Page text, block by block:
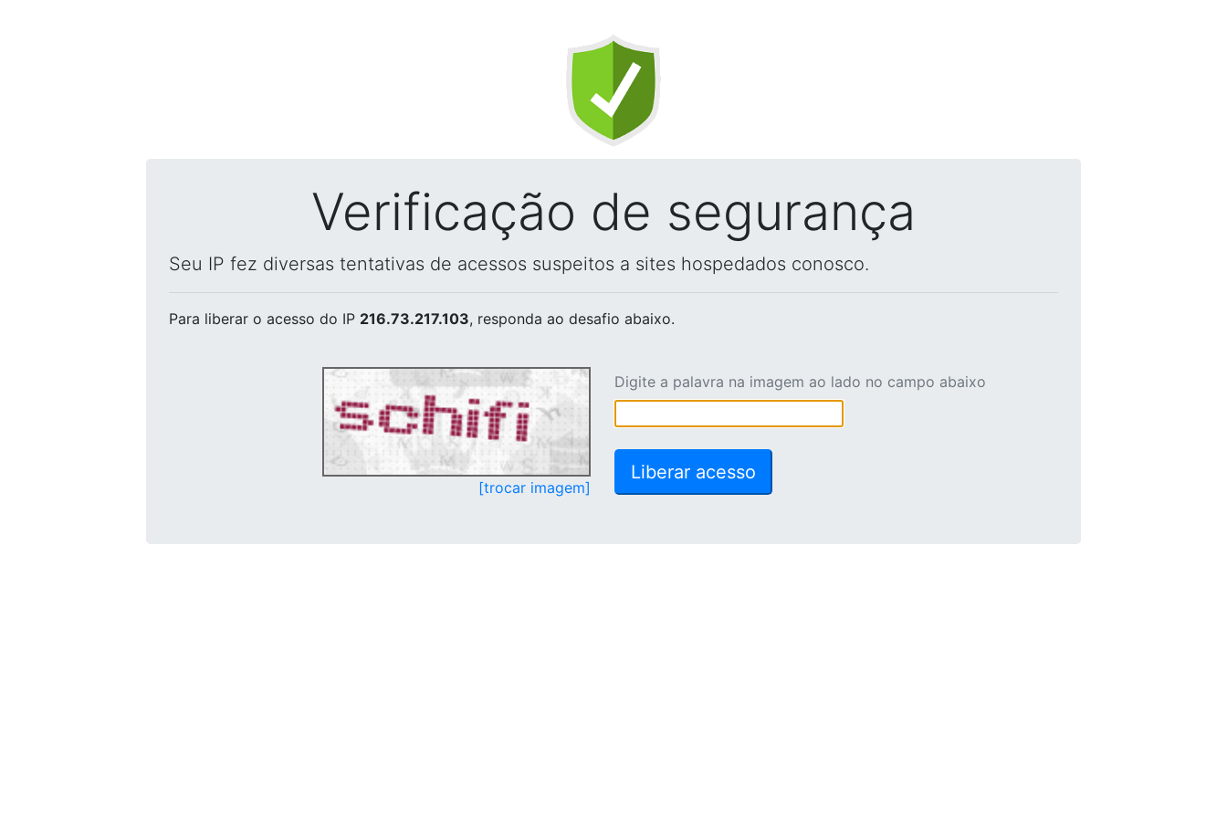
Verificação de segurança
Seu IP fez diversas tentativas de acessos suspeitos a sites hospedados conosco.
Para liberar o acesso do IP 216.73.217.103, responda ao desafio abaixo.
[trocar imagem]
Digite a palavra na imagem ao lado no campo abaixo